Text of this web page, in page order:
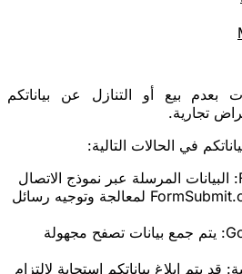
بعدم بيع أو التنازل عن بياناتكم
تجارية.
في الحالات التالية:
: البيانات المرسلة عبر نموذج الاتصال
تمر عبر خدمة FormSubmit.co لمعالجة وتوجيه رسائل
: يتم جمع بيانات تصفح مجهولة
: قد يتم إبلاغ بياناتكم استجابة لالتزام